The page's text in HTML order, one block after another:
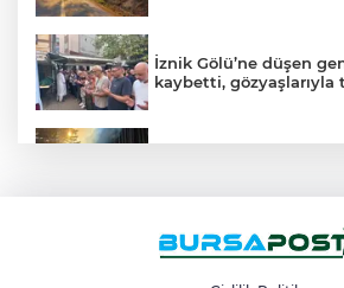
İznik Gölü’ne düşen
kaybetti, gözyaşlarıyla
Bursa sanayisinde yeni
TEKNOSAB KOBİ OSB